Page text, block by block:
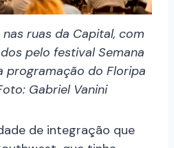
ruas da Capital, com
pelo festival Semana
programação do Floripa
Gabriel Vanini
de integração que